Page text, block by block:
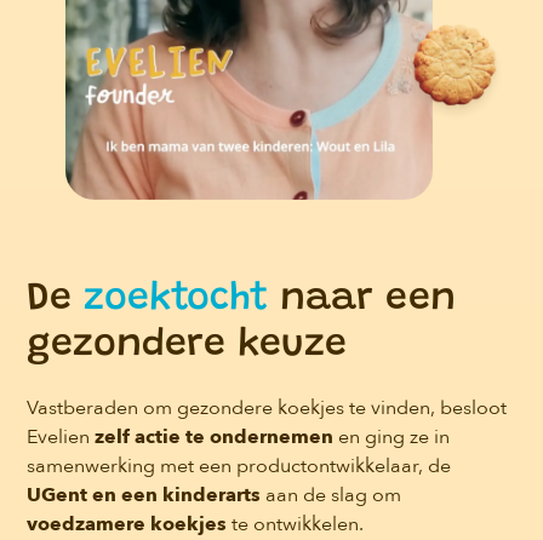
Dezoektocht naar een
gezondere keuze
Vastberaden om gezondere koekjes te vinden, besloot
Evelienzelf actie te ondernemen en ging ze in
samenwerking met een productontwikkelaar, de
UGent en een kinderarts aan de slag om
voedzamere koekjes te ontwikkelen.